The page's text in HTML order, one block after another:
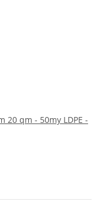
20 qm - 50my LDPE -